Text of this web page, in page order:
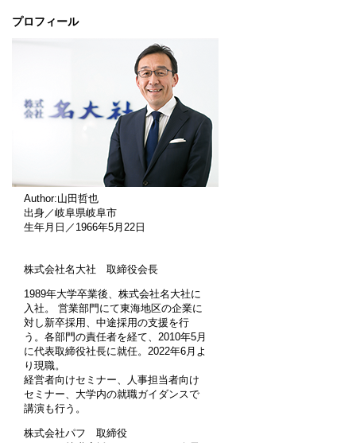
プロフィール
Author:山田哲也
出身／岐阜県岐阜市
生年月日／1966年5月22日
株式会社名大社 取締役会長
1989年大学卒業後、株式会社名大社に
入社。 営業部門にて東海地区の企業に
対し新卒採用、中途採用の支援を行
う。各部門の責任者を経て、2010年5月
に代表取締役社長に就任。2022年6月よ
り現職。
経営者向けセミナー、人事担当者向け
セミナー、大学内の就職ガイダンスで
講演も行う。
株式会社パフ 取締役